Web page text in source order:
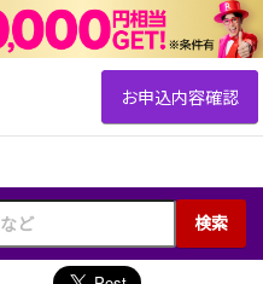
検索